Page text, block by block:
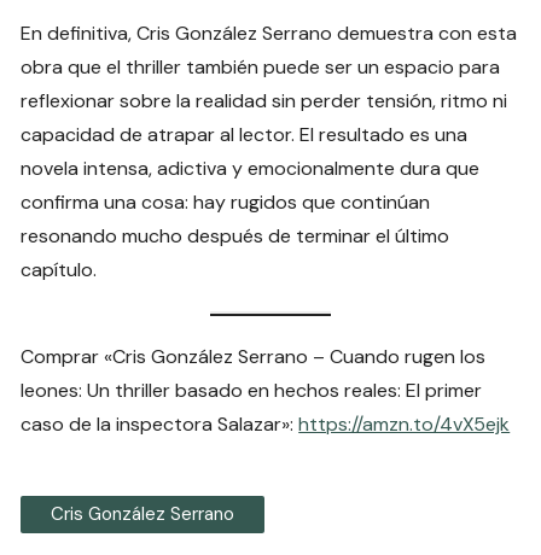
En definitiva, Cris González Serrano demuestra con esta
obra que el thriller también puede ser un espacio para
reflexionar sobre la realidad sin perder tensión, ritmo ni
capacidad de atrapar al lector. El resultado es una
novela intensa, adictiva y emocionalmente dura que
confirma una cosa: hay rugidos que continúan
resonando mucho después de terminar el último
capítulo.
Comprar «Cris González Serrano – Cuando rugen los
leones: Un thriller basado en hechos reales: El primer
caso de la inspectora Salazar»:https://amzn.to/4vX5ejk
Cris González Serrano